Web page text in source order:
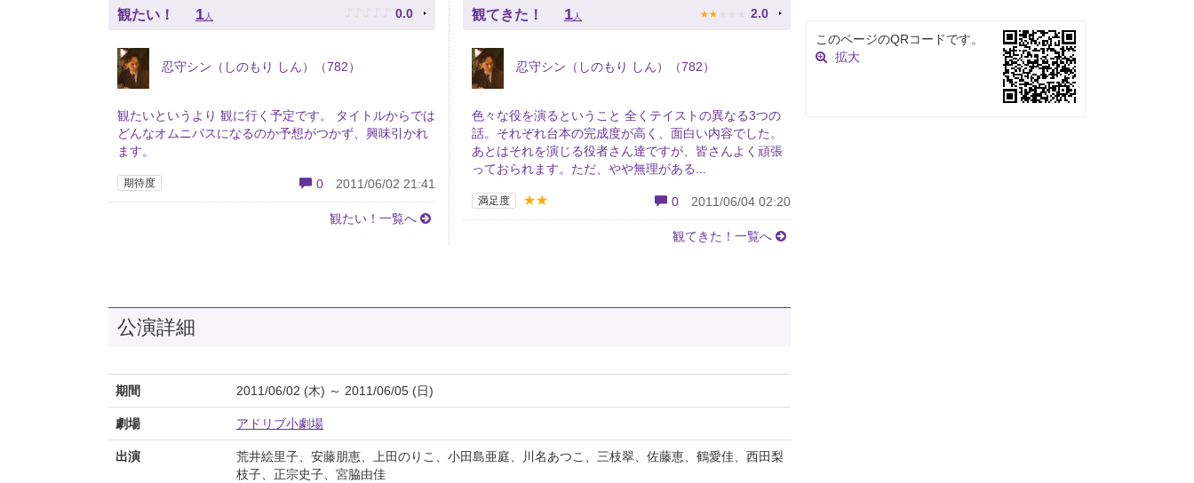
観たい！ 1 人 ♪ ♪ ♪ ♪ ♪ 0.0
忍守シン（しのもり しん）（782）
観たいというより 観に行く予定です。 タイトルからでは
どんなオムニバスになるのか予想がつかず、興味引かれ
ます。
期待度 0 2011/06/02 21:41
観たい！一覧へ
観てきた！ 1 人 ★ ★ ★ ★ ★ 2.0
忍守シン（しのもり しん）（782）
色々な役を演るということ 全くテイストの異なる3つの
話。それぞれ台本の完成度が高く、面白い内容でした。
あとはそれを演じる役者さん達ですが、皆さんよく頑張
っておられます。ただ、やや無理がある...
満足度 ★★ 0 2011/06/04 02:20
観てきた！一覧へ
公演詳細
期間 2011/06/02 (木) ～ 2011/06/05 (日)
劇場 アドリブ小劇場
出演
荒井絵里子、安藤朋恵、上田のりこ、小田島亜庭、川名あつこ、三枝翠、佐藤恵、鶴愛佳、西田梨
枝子、正宗史子、宮脇由佳
このページのQRコードです。
拡大